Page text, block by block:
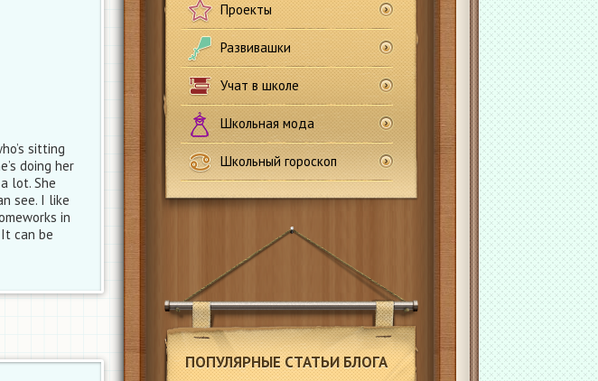
Проекты
Развивашки
Учат в школе
Школьная мода
Школьный гороскоп
ПОПУЛЯРНЫЕ СТАТЬИ БЛОГА
sitting
doing her
lot. She
see. I like
in
can be